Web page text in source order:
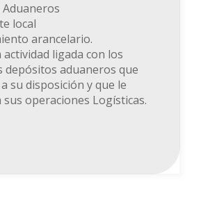
local
arancelario.
actividad ligada con los
depósitos aduaneros que
su disposición y que le
operaciones Logísticas.